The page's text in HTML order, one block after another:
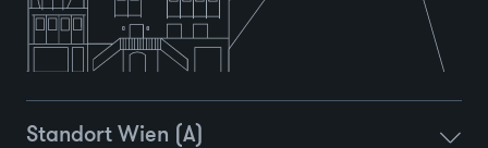
Standort Wien (A)